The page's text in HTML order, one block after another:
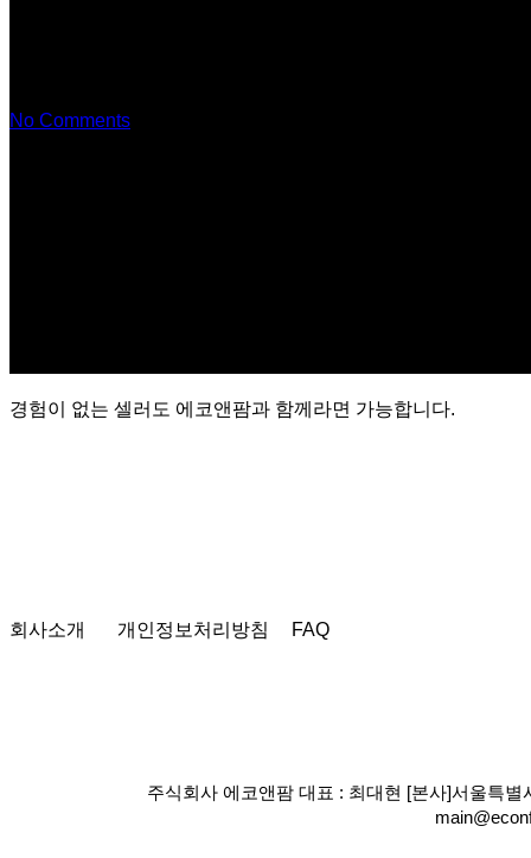
No Comments
경험이 없는 셀러도 에코앤팜과 함께라면 가능합니다.
회사소개 개인정보처리방침 FAQ
주식회사 에코앤팜 대표 : 최대현 [본사]서울특